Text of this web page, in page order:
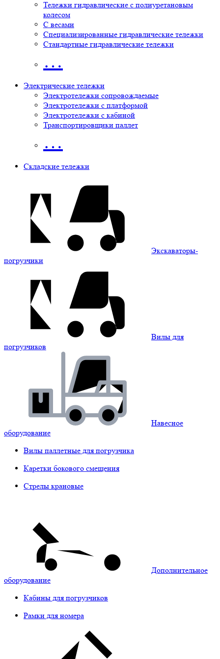
Тележки гидравлические с полиуретановым
колесом
С весами
Специализированные гидравлические тележки
Стандартные гидравлические тележки
…
Электрические тележки
Электротележки сопровождаемые
Электротележки с платформой
Электротележки с кабиной
Транспортировщики паллет
…
Складские тележки
Экскаваторы-
погрузчики
Вилы для
погрузчиков
Навесное
оборудование
Вилы паллетные для погрузчика
Каретки бокового смещения
Стрелы крановые
Дополнительное
оборудование
Кабины для погрузчиков
Рамки для номера